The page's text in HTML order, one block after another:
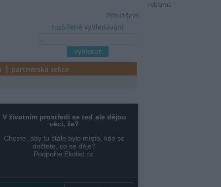
reklama
rozšířené vyhledávání
Přihlášení
partnerská sekce